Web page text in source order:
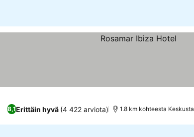
8,1Erittäin hyvä (4 422 arviota) 1.8 km kohteesta Keskusta